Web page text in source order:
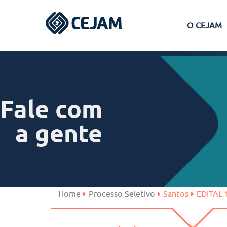
O CEJAM
Ferraz de Vasconcelos
São José dos Campos
Fale com
a gente
Home Processo Seletivo Santos EDITAL